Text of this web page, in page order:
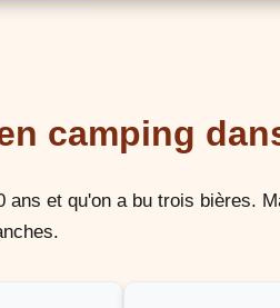
camping
et qu'on a bu trois bières.